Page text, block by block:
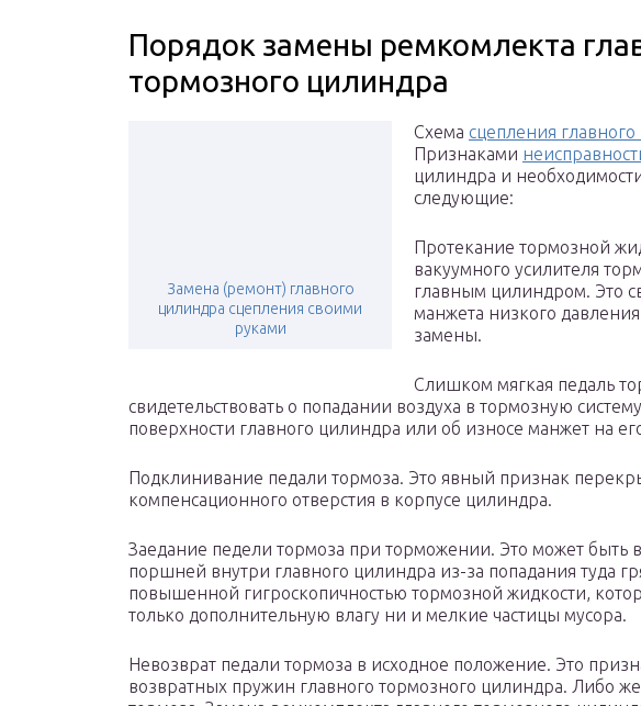
Порядок замены ремкомлекта
тормозного цилиндра
Замена (ремонт) главного
цилиндра сцепления своими
руками
Схема сцепления
Признаками
цилиндра и
следующие:
Протекание тормозной
вакуумного усилителя
главным цилиндром. Это
манжета низкого
замены.
Слишком мягкая педаль
свидетельствовать о попадании воздуха в тормозную
поверхности главного цилиндра или об износе манжет на
Подклинивание педали тормоза. Это явный признак
компенсационного отверстия в корпусе цилиндра.
Заедание педели тормоза при торможении. Это может быть
поршней внутри главного цилиндра из-за попадания туда
повышенной гигроскопичностью тормозной жидкости,
только дополнительную влагу ни и мелкие частицы мусора.
Невозврат педали тормоза в исходное положение. Это
возвратных пружин главного тормозного цилиндра. Либо